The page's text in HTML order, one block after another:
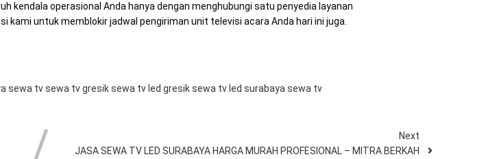
kendala operasional Anda hanya dengan menghubungi satu penyedia layanan
kami untuk memblokir jadwal pengiriman unit televisi acara Anda hari ini juga.
sewa tvsewa tv gresiksewa tv led gresiksewa tv led surabayasewa tv
Next
JASA SEWA TV LED SURABAYA HARGA MURAH PROFESIONAL – MITRA BERKAH